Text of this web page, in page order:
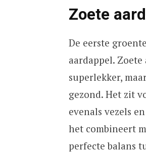
Zoete
De eerste
aardappel.
superlekker,
gezond. Het zit
evenals vezels
het combineert
perfecte balans